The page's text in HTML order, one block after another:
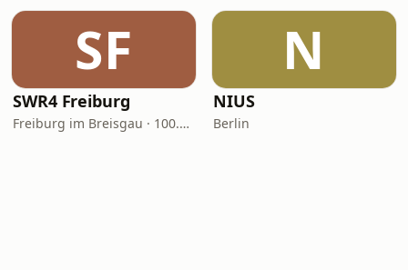
SF
SWR4 Freiburg
Freiburg im Breisgau · 100.2 FM
N
NIUS
Berlin